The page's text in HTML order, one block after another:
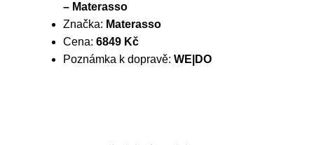
– Materasso
Značka: Materasso
Cena: 6849 Kč
Poznámka k dopravě: WE|DO